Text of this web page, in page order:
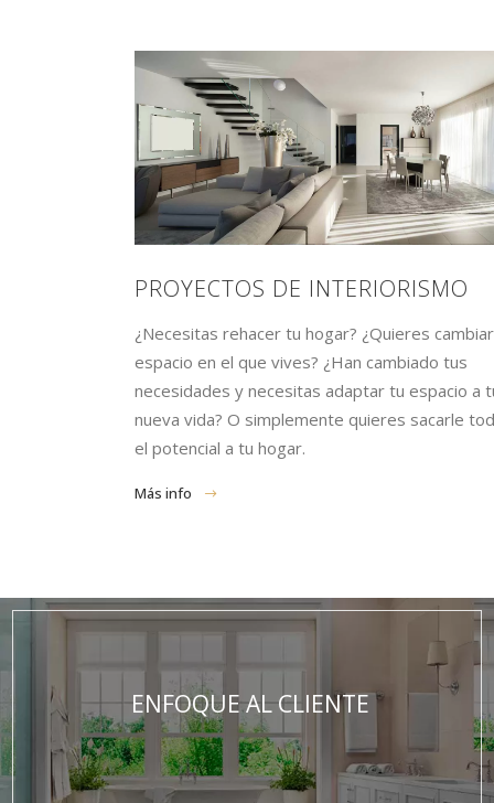
PROYECTOS DE INTERIORISMO
¿Necesitas rehacer tu hogar? ¿Quieres
espacio en el que vives? ¿Han cambiado tus
necesidades y necesitas adaptar tu espacio a
nueva vida? O simplemente quieres sacarle
el potencial a tu hogar.
Más info
ENFOQUE AL CLIENTE